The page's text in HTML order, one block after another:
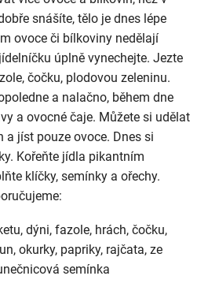
snášíte, tělo je dnes lépe
ovoce či bílkoviny nedělají
úplně vynechejte. Jezte
čočku, plodovou zeleninu.
a nalačno, během dne
a ovocné čaje. Můžete si udělat
a jíst pouze ovoce. Dnes si
Kořeňte jídla pikantním
klíčky, semínky a ořechy.
dýni, fazole, hrách, čočku,
okurky, papriky, rajčata, ze
semínka